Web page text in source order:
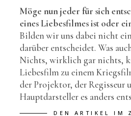
Möge nun jeder für sich
eines Liebesfilmes ist oder
Bilden wir uns dabei nicht
darüber entscheidet. Was
Nichts, wirklich gar nichts,
Liebesfilm zu einem
der Projektor, der Regisseur
Hauptdarsteller es anders
DEN ARTIKEL IM